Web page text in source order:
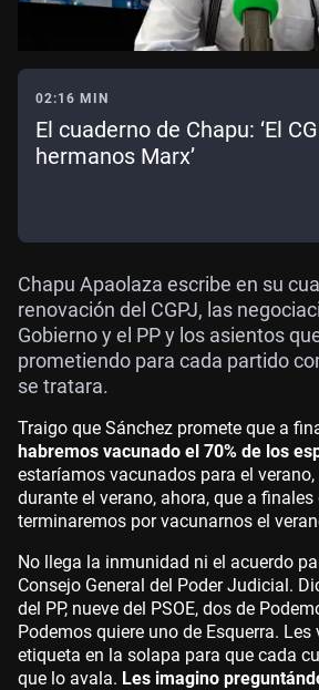
02:16 MIN
El cuaderno de Chapu: ‘El
hermanos Marx’
Chapu Apaolaza escribe en su
renovación del CGPJ, las
Gobierno y el PP y los asientos
prometiendo para cada partido
se tratara.
Traigo que Sánchez promete que a
habremos vacunado el 70% de los
estaríamos vacunados para el
durante el verano, ahora, que a finales
terminaremos por vacunarnos el
No llega la inmunidad ni el acuerdo
Consejo General del Poder Judicial.
del PP, nueve del PSOE, dos de
Podemos quiere uno de Esquerra. Les
etiqueta en la solapa para que cada
que lo avala. Les imagino